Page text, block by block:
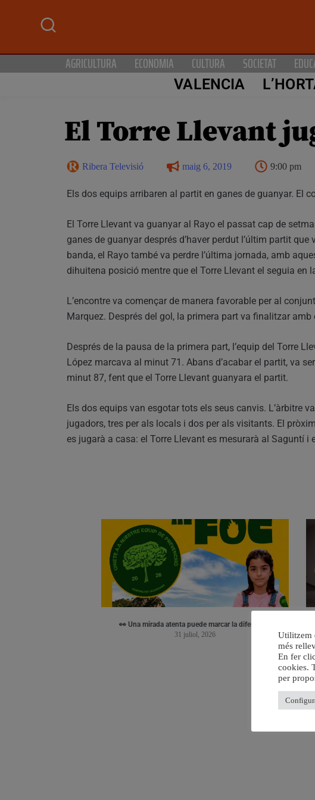
AGRICULTURA ECONOMIA CULTURA SOCIETAT
VALENCIA
El Torre Llevant
Ribera Televisió maig 6, 2019 9:00 pm
Els dos equips arribaren al partit en ganes de guanyar. El
El Torre Llevant va guanyar al Rayo el passat cap de
ganes de guanyar després d’haver perdut l’últim partit
banda, el Rayo també va perdre l’última jornada, amb
dihuitena posició mentre que el Torre Llevant el seguia en
L’encontre va començar de manera favorable per al
Marquez. Després del gol, la primera part va finalitzar amb
Després de la pausa de la primera part, l’equip del Torre
López marcava al minut 71. Abans d’acabar el partit, va
minut 87, fent que el Torre Llevant guanyara el partit.
Els dos equips van esgotar tots els seus canvis. L’àrbitre
jugadors, tres per als locals i dos per als visitants. El
es jugarà a casa: el Torre Llevant es mesurarà al Saguntí i
👀 Una mirada atenta puede marcar la diferencia.
31 juliol, 2026
Utilitzem
més
En fer
cookies.
per